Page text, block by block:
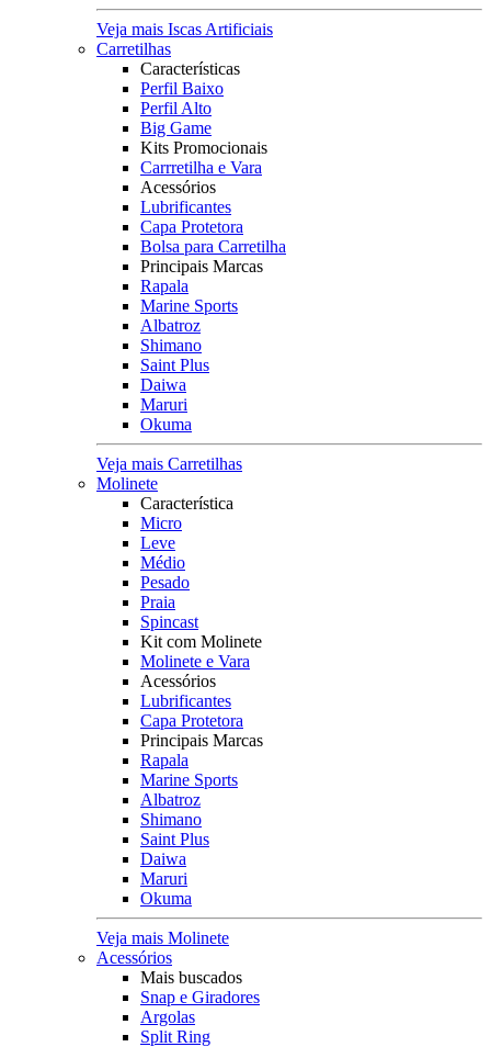
Veja mais Iscas Artificiais
Carretilhas
Características
Perfil Baixo
Perfil Alto
Big Game
Kits Promocionais
Carrretilha e Vara
Acessórios
Lubrificantes
Capa Protetora
Bolsa para Carretilha
Principais Marcas
Rapala
Marine Sports
Albatroz
Shimano
Saint Plus
Daiwa
Maruri
Okuma
Veja mais Carretilhas
Molinete
Característica
Micro
Leve
Médio
Pesado
Praia
Spincast
Kit com Molinete
Molinete e Vara
Acessórios
Lubrificantes
Capa Protetora
Principais Marcas
Rapala
Marine Sports
Albatroz
Shimano
Saint Plus
Daiwa
Maruri
Okuma
Veja mais Molinete
Acessórios
Mais buscados
Snap e Giradores
Argolas
Split Ring